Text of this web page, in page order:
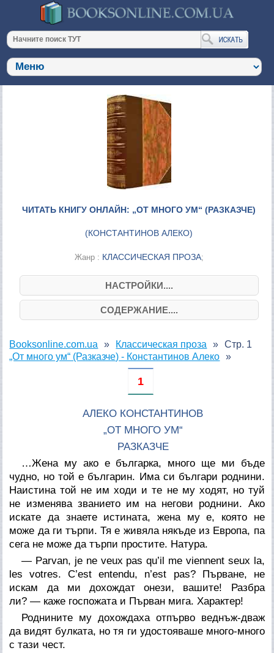
ЧИТАТЬ КНИГУ ОНЛАЙН: „ОТ МНОГО УМ“ (РАЗКАЗЧЕ)
(КОНСТАНТИНОВ АЛЕКО)
Жанр : КЛАССИЧЕСКАЯ ПРОЗА;
НАСТРОЙКИ....
СОДЕРЖАНИЕ....
Booksonline.com.ua
Классическая проза
„От много ум“ (Разказче) - Константинов Алеко
Стр. 1
1
АЛЕКО КОНСТАНТИНОВ
„ОТ МНОГО УМ“
РАЗКАЗЧЕ
…Жена му ако е българка, много ще ми бъде
чудно, но той е българин. Има си българи роднини.
Наистина той не им ходи и те не му ходят, но туй
не изменява званието им на негови роднини. Ако
искате да знаете истината, жена му е, която не
може да ги търпи. Тя е живяла някъде из Европа, па
сега не може да търпи простите. Натура.
— Parvan, je ne veux pas qu’il me viennent seux la,
les votres. C’est entendu, n’est pas? Първане, не
искам да ми дохождат онези, вашите! Разбра
ли? — каже госпожата и Първан мига. Характер!
Роднините му дохождаха отпърво веднъж-дваж
да видят булката, но тя ги удостояваше много-много
с тази чест.